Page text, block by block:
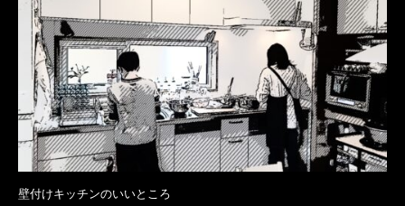
壁付けキッチンのいいところ